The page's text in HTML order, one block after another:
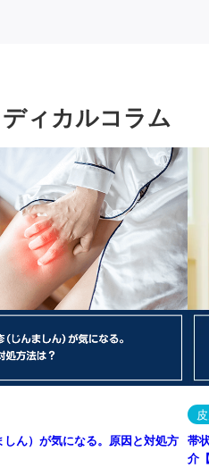
ィカルコラム
ん）が気になる。原因と対処方 帯
介